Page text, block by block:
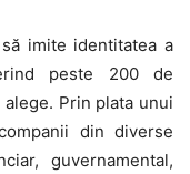
imite identitatea a
peste 200 de
Prin plata unui
din diverse
guvernamental,